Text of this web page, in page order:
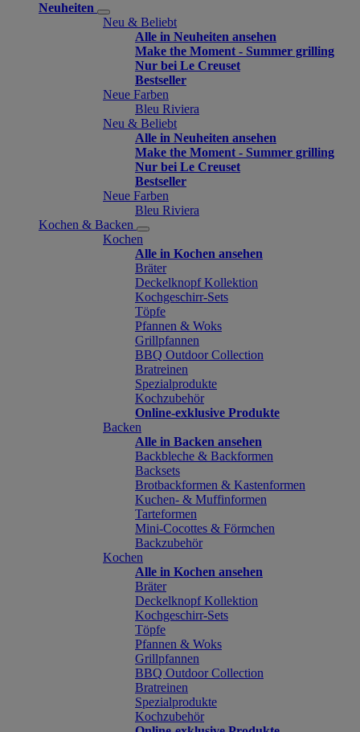
Neuheiten
Neu & Beliebt
Alle in Neuheiten ansehen
Make the Moment - Summer grilling
Nur bei Le Creuset
Bestseller
Neue Farben
Bleu Riviera
Neu & Beliebt
Alle in Neuheiten ansehen
Make the Moment - Summer grilling
Nur bei Le Creuset
Bestseller
Neue Farben
Bleu Riviera
Kochen & Backen
Kochen
Alle in Kochen ansehen
Bräter
Deckelknopf Kollektion
Kochgeschirr-Sets
Töpfe
Pfannen & Woks
Grillpfannen
BBQ Outdoor Collection
Bratreinen
Spezialprodukte
Kochzubehör
Online-exklusive Produkte
Backen
Alle in Backen ansehen
Backbleche & Backformen
Backsets
Brotbackformen & Kastenformen
Kuchen- & Muffinformen
Tarteformen
Mini-Cocottes & Förmchen
Backzubehör
Kochen
Alle in Kochen ansehen
Bräter
Deckelknopf Kollektion
Kochgeschirr-Sets
Töpfe
Pfannen & Woks
Grillpfannen
BBQ Outdoor Collection
Bratreinen
Spezialprodukte
Kochzubehör